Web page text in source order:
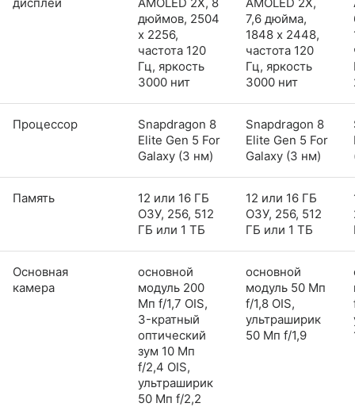
дюймов, 2504
x 2256,
частота 120
Гц, яркость
3000 нит
7,6 дюйма,
1848 x 2448,
частота 120
Гц, яркость
3000 нит
Процессор
Snapdragon 8
Elite Gen 5 For
Galaxy (3 нм)
Snapdragon 8
Elite Gen 5 For
Galaxy (3 нм)
Память
12 или 16 ГБ
ОЗУ, 256, 512
ГБ или 1 ТБ
12 или 16 ГБ
ОЗУ, 256, 512
ГБ или 1 ТБ
Основная
камера
основной
модуль 200
Мп f/1,7 OIS,
3-кратный
оптический
зум 10 Мп
f/2,4 OIS,
ультраширик
50 Мп f/2,2
основной
модуль 50 Мп
f/1,8 OIS,
ультраширик
50 Мп f/1,9